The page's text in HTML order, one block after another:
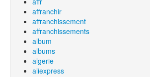
affranchir
affranchissement
affranchissements
album
albums
algerie
aliexpress